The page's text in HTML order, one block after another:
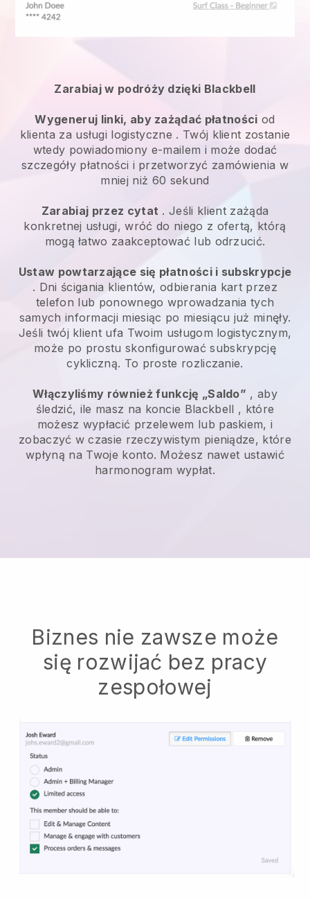
Zarabiaj w podróży dzięki Blackbell
Wygeneruj linki, aby zażądać płatności od
klienta za usługi logistyczne . Twój klient zostanie
wtedy powiadomiony e-mailem i może dodać
szczegóły płatności i przetworzyć zamówienia w
mniej niż 60 sekund
Zarabiaj przez cytat . Jeśli klient zażąda
konkretnej usługi, wróć do niego z ofertą, którą
mogą łatwo zaakceptować lub odrzucić.
Ustaw powtarzające się płatności i subskrypcje
. Dni ścigania klientów, odbierania kart przez
telefon lub ponownego wprowadzania tych
samych informacji miesiąc po miesiącu już minęły.
Jeśli twój klient ufa Twoim usługom logistycznym,
może po prostu skonfigurować subskrypcję
cykliczną. To proste rozliczanie.
Włączyliśmy również funkcję „Saldo” , aby
śledzić, ile masz na koncie Blackbell , które
możesz wypłacić przelewem lub paskiem, i
zobaczyć w czasie rzeczywistym pieniądze, które
wpłyną na Twoje konto. Możesz nawet ustawić
harmonogram wypłat.
Biznes nie zawsze może
się rozwijać bez pracy
zespołowej